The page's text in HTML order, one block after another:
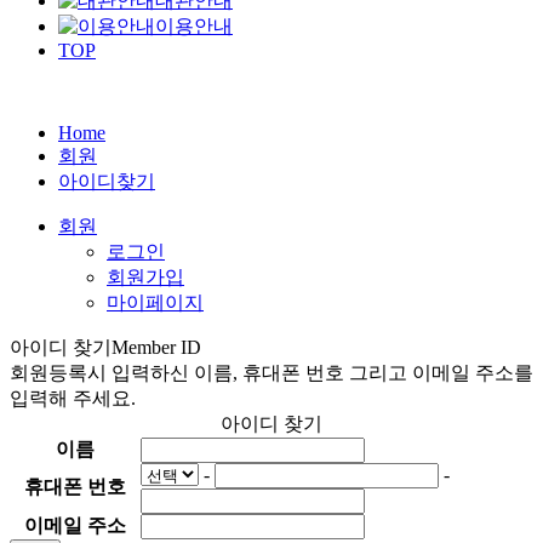
이용안내
TOP
Home
회원
아이디찾기
회원
로그인
회원가입
마이페이지
아이디 찾기 Member ID
회원등록시 입력하신 이름, 휴대폰 번호 그리고 이메일 주소를
입력해 주세요.
아이디 찾기
이름
휴대폰 번호
- -
이메일 주소